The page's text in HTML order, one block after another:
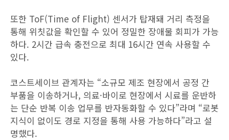
또한 ToF(Time of Flight) 센서가 탑재돼 거리 측정을
통해 위칫값을 확인할 수 있어 정밀한 장애물 회피가 가능
하다. 2시간 급속 충전으로 최대 16시간 연속 사용할 수
있다.
코스트세이브 관계자는 “소규모 제조 현장에서 공정 간
부품을 이송하거나, 의료·바이로 현장에서 시료를 운반하
는 단순 반복 이송 업무를 반자동화할 수 있다”라며 “로봇
지식이 없이도 경로 지정을 통해 사용 가능하다”라고 설
명했다.